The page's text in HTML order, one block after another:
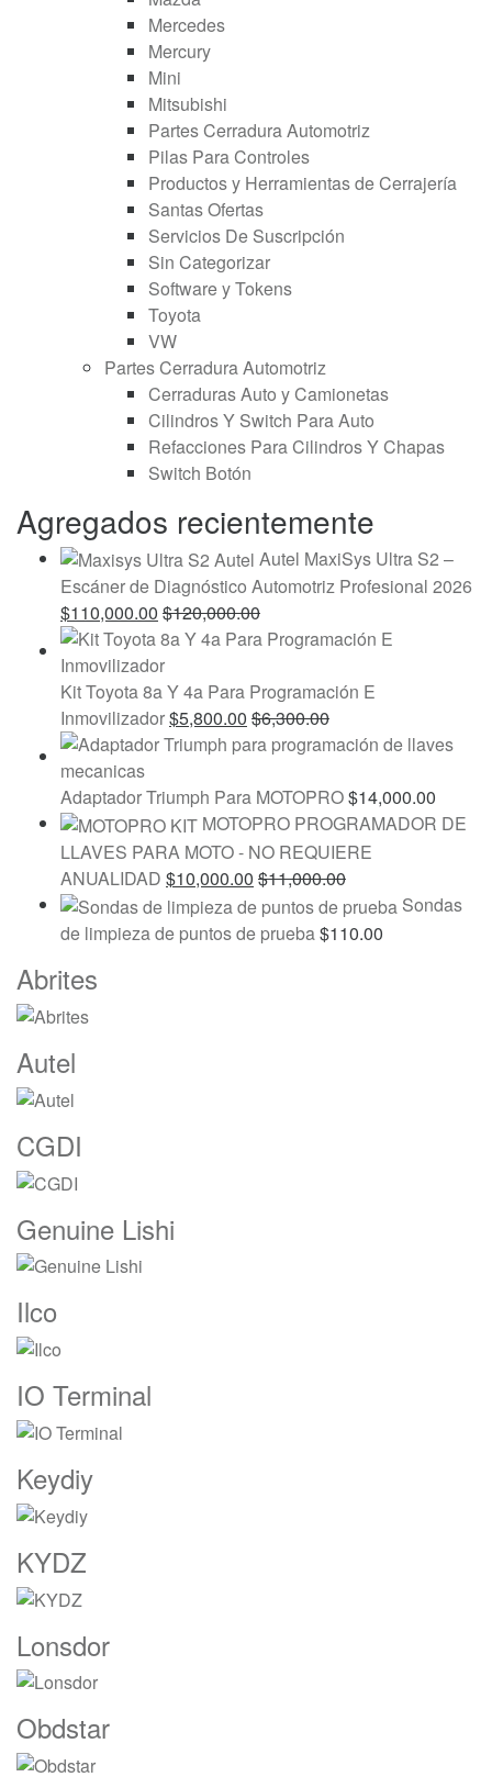
Mercedes
Mercury
Mini
Mitsubishi
Partes Cerradura Automotriz
Pilas Para Controles
Productos y Herramientas de Cerrajería
Santas Ofertas
Servicios De Suscripción
Sin Categorizar
Software y Tokens
Toyota
VW
Partes Cerradura Automotriz
Cerraduras Auto y Camionetas
Cilindros Y Switch Para Auto
Refacciones Para Cilindros Y Chapas
Switch Botón
Agregados recientemente
Autel MaxiSys Ultra S2 –
Escáner de Diagnóstico Automotriz Profesional 2026
$110,000.00 $120,000.00
Kit Toyota 8a Y 4a Para Programación E
Inmovilizador$5,800.00 $6,300.00
Adaptador Triumph Para MOTOPRO$14,000.00
MOTOPRO PROGRAMADOR DE
LLAVES PARA MOTO - NO REQUIERE
ANUALIDAD $10,000.00 $11,000.00
Sondas
de limpieza de puntos de prueba$110.00
Marcas
De
Carrusel
Abrites
Autel
CGDI
Genuine Lishi
Ilco
IO Terminal
Keydiy
KYDZ
Lonsdor
Obdstar